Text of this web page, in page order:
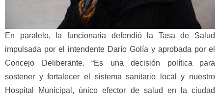
En paralelo, la funcionaria defendió la Tasa de Salud
impulsada por el intendente Darío Golía y aprobada por el
Concejo Deliberante. “Es una decisión política para
sostener y fortalecer el sistema sanitario local y nuestro
Hospital Municipal, único efector de salud en la ciudad